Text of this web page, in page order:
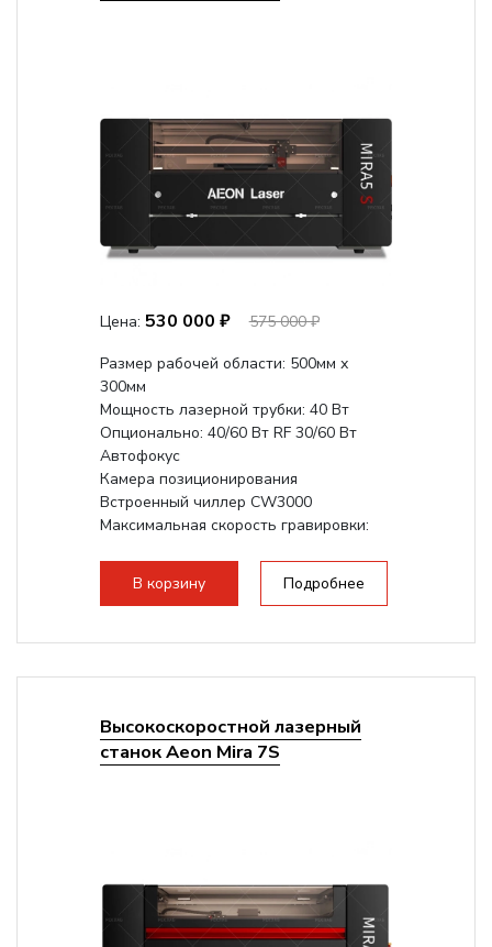
Цена: 530 000 ₽
575 000 ₽
Размер рабочей области: 500мм х
300мм
Мощность лазерной трубки: 40 Вт
Опционально: 40/60 Вт RF 30/60 Вт
Автофокус
Камера позиционирования
Встроенный чиллер CW3000
Максимальная скорость гравировки:
В корзину Подробнее
Высокоскоростной лазерный
станок Aeon Mira 7S